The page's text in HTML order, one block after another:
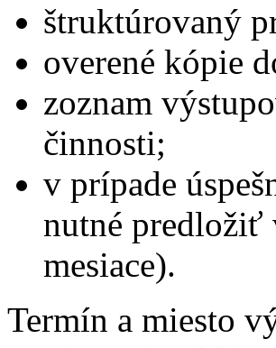
štruktúrovaný
overené kópie
zoznam
činnosti;
v prípade
nutné predložiť
mesiace).
Termín a miesto